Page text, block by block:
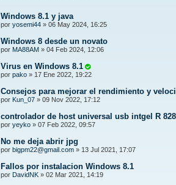
Windows 8.1 y java
por yosemi44 » 06 May 2024, 16:25
Windows 8 desde un novato
por MA88AM » 04 Feb 2024, 12:06
Virus en Windows 8.1
por pako » 17 Ene 2022, 19:22
Consejos para mejorar el rendimiento y
por Kun_07 » 09 Nov 2022, 17:12
controlador de host universal usb intgel R
por yeyko » 07 Feb 2022, 09:57
No me deja abrir jpg
por bigpm22@gmail.com » 13 Jul 2021, 17:07
Fallos por instalacion Windows 8.1
por DavidNK » 02 Mar 2021, 14:19